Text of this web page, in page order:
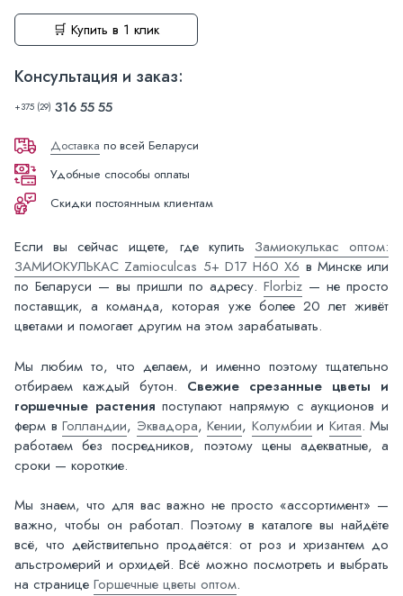
🛒 Купить в 1 клик
Консультация и заказ:
+375 (29) 316 55 55
Доставка по всей Беларуси
Удобные способы оплаты
Скидки постоянным клиентам
Если вы сейчас ищете, где купить Замиокулькас оптом:
ЗАМИОКУЛЬКАС Zamioculcas 5+ D17 H60 X6 в Минске или
по Беларуси — вы пришли по адресу. Florbiz — не просто
поставщик, а команда, которая уже более 20 лет живёт
цветами и помогает другим на этом зарабатывать.
Мы любим то, что делаем, и именно поэтому тщательно
отбираем каждый бутон. Свежие срезанные цветы и
горшечные растения поступают напрямую с аукционов и
ферм в Голландии, Эквадора, Кении, Колумбии и Китая. Мы
работаем без посредников, поэтому цены адекватные, а
сроки — короткие.
Мы знаем, что для вас важно не просто «ассортимент» —
важно, чтобы он работал. Поэтому в каталоге вы найдёте
всё, что действительно продаётся: от роз и хризантем до
альстромерий и орхидей. Всё можно посмотреть и выбрать
на странице Горшечные цветы оптом.